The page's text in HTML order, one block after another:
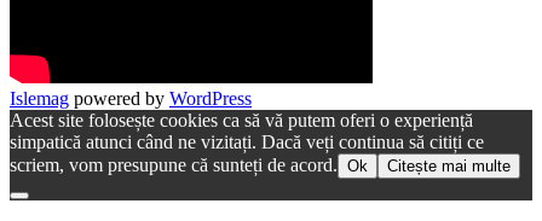
Islemag powered by WordPress
Acest site folosește cookies ca să vă putem oferi o experiență
simpatică atunci când ne vizitați. Dacă veți continua să citiți ce
scriem, vom presupune că sunteți de acord. Ok Citește mai multe